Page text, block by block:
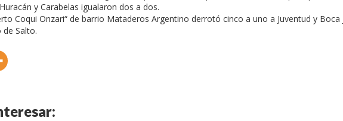
y Carabelas igualaron dos a dos.
Coqui Onzari“ de barrio Mataderos Argentino derrotó cinco a uno a Juventud y Boca
Salto.